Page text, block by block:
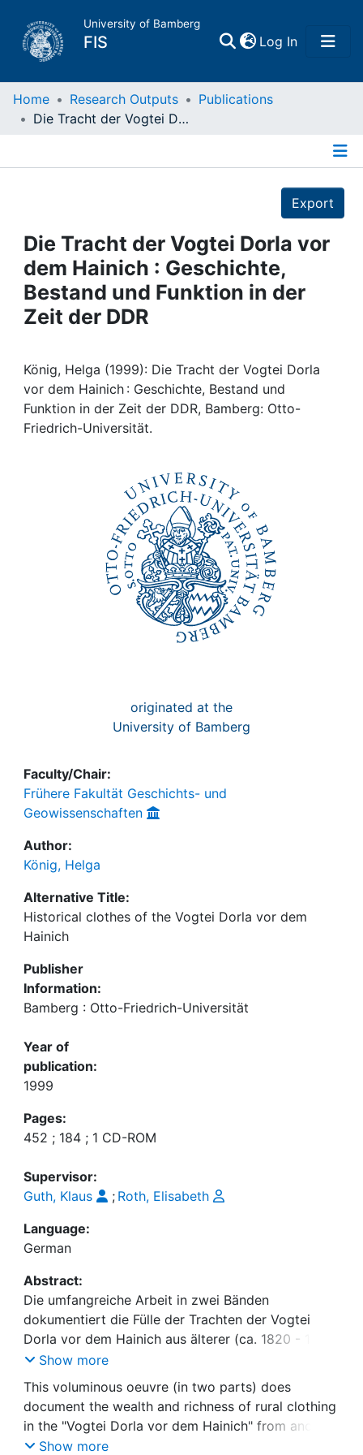
University of Bamberg
FIS Log In(current)
Home
Projects
People
Institutions
Awards
My FIS
Home Research Outputs
Publications
Die Tracht der Vogtei Dorla vor dem Hainich : Geschichte, Bestand und Funktion in der Zeit der DDR
Export
Die Tracht der Vogtei Dorla vor
dem Hainich : Geschichte,
Bestand und Funktion in der
Zeit der DDR
König, Helga (1999): Die Tracht der Vogtei Dorla
vor dem Hainich : Geschichte, Bestand und
Funktion in der Zeit der DDR, Bamberg: Otto-
Friedrich-Universität.
originated at the
University of Bamberg
Faculty/Chair:
Frühere Fakultät Geschichts- und
Geowissenschaften
Author:
König, Helga
Alternative Title:
Historical clothes of the Vogtei Dorla vor dem
Hainich
Publisher
Information:
Bamberg : Otto-Friedrich-Universität
Year of
publication:
1999
Pages:
452 ; 184 ; 1 CD-ROM
Supervisor:
Guth, Klaus
; Roth, Elisabeth
Language:
German
Abstract:
Die umfangreiche Arbeit in zwei Bänden
dokumentiert die Fülle der Trachten der Vogtei
Dorla vor dem Hainich aus älterer (ca. 1820 - 1850)
und jüngerer (ca. 1870 - 1900) Zeit in historischen
und neuen Abbildungen und recherchiert
historische Beschreibungen der Tracht in neu
aufgefundenen Quellen. Die schriftlichen
archivalischen Quellen, dazu Bildquellen
Show more
This voluminous oeuvre (in two parts) does
document the wealth and richness of rural clothing
in the "Vogtei Dorla vor dem Hainich" from ancient
(1820 - 1850) and more recent days (1870 - 1900).
Show more